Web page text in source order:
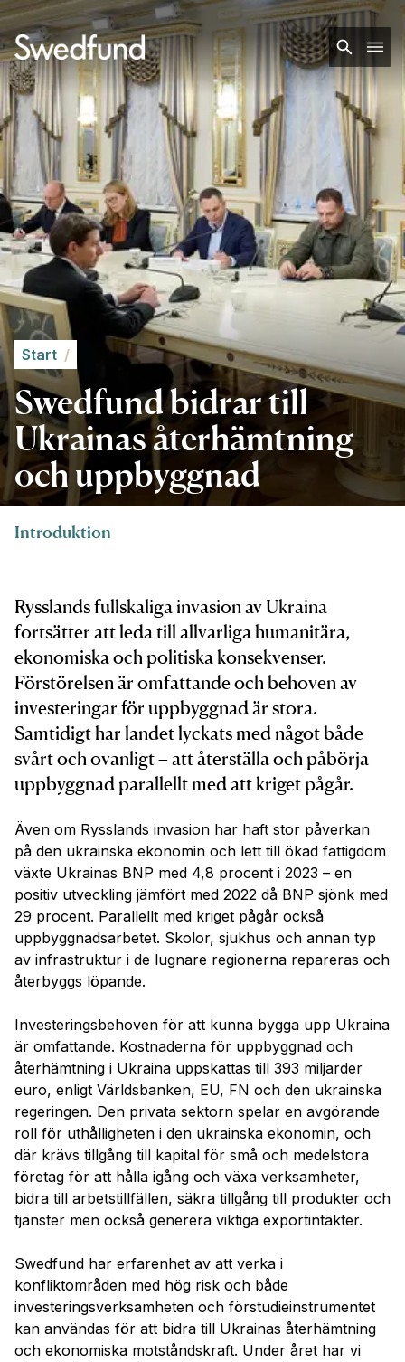
Start /
Swedfund bidrar till
Ukrainas återhämtning
och uppbyggnad
Introduktion
Rysslands fullskaliga invasion av Ukraina
fortsätter att leda till allvarliga humanitära,
ekonomiska och politiska konsekvenser.
Förstörelsen är omfattande och behoven av
investeringar för uppbyggnad är stora.
Samtidigt har landet lyckats med något både
svårt och ovanligt – att återställa och påbörja
uppbyggnad parallellt med att kriget pågår.
Även om Rysslands invasion har haft stor påverkan
på den ukrainska ekonomin och lett till ökad fattigdom
växte Ukrainas BNP med 4,8 procent i 2023 – en
positiv utveckling jämfört med 2022 då BNP sjönk med
29 procent. Parallellt med kriget pågår också
uppbyggnadsarbetet. Skolor, sjukhus och annan typ
av infrastruktur i de lugnare regionerna repareras och
återbyggs löpande.
Investeringsbehoven för att kunna bygga upp Ukraina
är omfattande. Kostnaderna för uppbyggnad och
återhämtning i Ukraina uppskattas till 393 miljarder
euro, enligt Världsbanken, EU, FN och den ukrainska
regeringen. Den privata sektorn spelar en avgörande
roll för uthålligheten i den ukrainska ekonomin, och
där krävs tillgång till kapital för små och medelstora
företag för att hålla igång och växa verksamheter,
bidra till arbetstillfällen, säkra tillgång till produkter och
tjänster men också generera viktiga exportintäkter.
Swedfund har erfarenhet av att verka i
konfliktområden med hög risk och både
investeringsverksamheten och förstudieinstrumentet
kan användas för att bidra till Ukrainas återhämtning
och ekonomiska motståndskraft. Under året har vi